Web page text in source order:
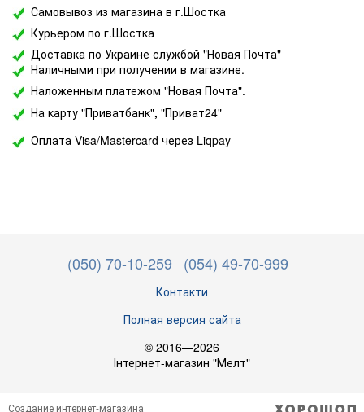
Самовывоз из магазина в г.Шостка
Курьером по г.Шостка
Доставка по Украине службой "Новая Почта"
Наличными при получении в магазине.
Наложенным платежом "Новая Почта".
На карту "Приватбанк", "Приват24"
Оплата Visa/Mastercard через Liqpay
(050) 70-10-259 (054) 49-70-999
Контакти
Полная версия сайта
© 2016—2026
Інтернет-магазин "Мелт"
Создание интернет-магазина